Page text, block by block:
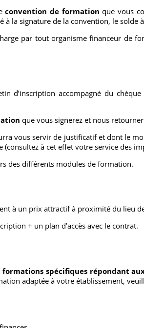
convention de formation que vous
à la signature de la convention, le solde
par tout organisme financeur de
d’inscription accompagné du
que vous signerez et nous
vous servir de justificatif et dont le
à cet effet votre service des
des différents modules de formation.
à un prix attractif à proximité du lieu
+ un plan d’accès avec le contrat.
spécifiques répondant
adaptée à votre établissement,